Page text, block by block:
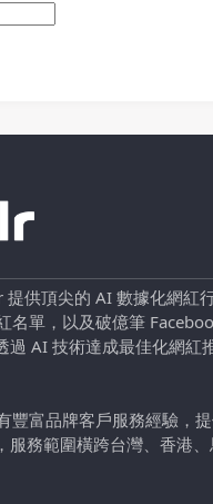
提供頂尖的 AI 數據化網紅
名單，以及破億筆
過 AI 技術達成最佳化網紅
豐富品牌客戶服務經驗，
服務範圍橫跨台灣、香港